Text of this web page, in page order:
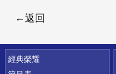
返回
快速連結
經典榮耀